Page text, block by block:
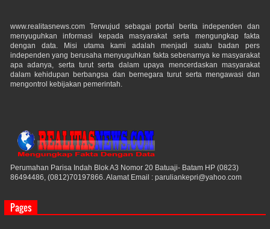
www.realitasnews.com Terwujud sebagai portal berita independen dan
menyuguhkan informasi kepada masyarakat serta mengungkap fakta
dengan data. Misi utama kami adalah menjadi suatu badan pers
independen yang berusaha menyuguhkan fakta sebenarnya ke masyarakat
apa adanya, serta turut serta dalam upaya mencerdaskan masyarakat
dalam kehidupan berbangsa dan bernegara turut serta mengawasi dan
mengontrol kebijakan pemerintah.
Perumahan Parisa Indah Blok A3 Nomor 20 Batuaji- Batam HP (0823)
86494486, (0812)70197866. Alamat Email : paruliankepri@yahoo.com
Pages